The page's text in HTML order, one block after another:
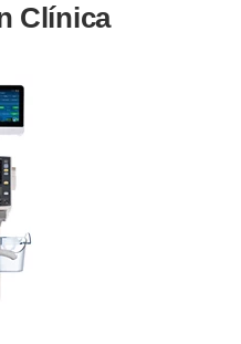
Clínica